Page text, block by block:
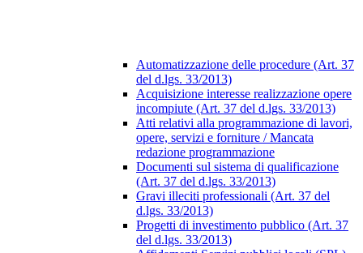
Automatizzazione delle procedure (Art. 37
del d.lgs. 33/2013)
Acquisizione interesse realizzazione opere
incompiute (Art. 37 del d.lgs. 33/2013)
Atti relativi alla programmazione di lavori,
opere, servizi e forniture / Mancata
redazione programmazione
Documenti sul sistema di qualificazione
(Art. 37 del d.lgs. 33/2013)
Gravi illeciti professionali (Art. 37 del
d.lgs. 33/2013)
Progetti di investimento pubblico (Art. 37
del d.lgs. 33/2013)